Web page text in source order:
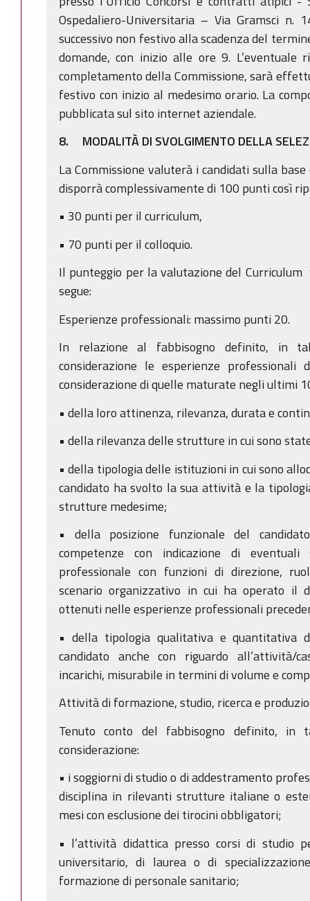
Ospedaliero-Universitaria – Via Gramsci n.
successivo non festivo alla scadenza del
domande, con inizio alle ore 9.
completamento della Commissione, sarà
festivo con inizio al medesimo orario. La
pubblicata sul sito internet aziendale.
8. MODALITÀ DI SVOLGIMENTO DELLA
La Commissione valuterà i candidati sulla
disporrà complessivamente di 100 punti così
• 30 punti per il curriculum,
• 70 punti per il colloquio.
Il punteggio per la valutazione del
segue:
Esperienze professionali: massimo punti 20.
In relazione al fabbisogno definito, in
considerazione le esperienze
considerazione di quelle maturate negli ultimi
• della loro attinenza, rilevanza, durata e
• della rilevanza delle strutture in cui sono
• della tipologia delle istituzioni in cui sono
candidato ha svolto la sua attività e la
strutture medesime;
• della posizione funzionale del
competenze con indicazione di
professionale con funzioni di direzione,
scenario organizzativo in cui ha operato il
ottenuti nelle esperienze professionali
• della tipologia qualitativa e quantitativa
candidato anche con riguardo all’attività/
incarichi, misurabile in termini di volume e
Attività di formazione, studio, ricerca e
Tenuto conto del fabbisogno definito, in
considerazione:
• i soggiorni di studio o di addestramento
disciplina in rilevanti strutture italiane o
mesi con esclusione dei tirocini obbligatori;
• l’attività didattica presso corsi di studio
universitario, di laurea o di
formazione di personale sanitario;